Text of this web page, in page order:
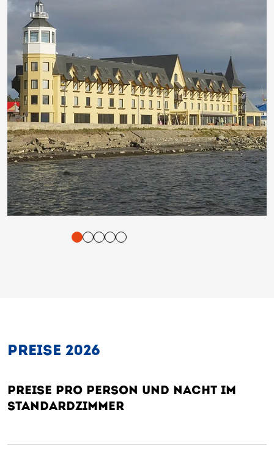
und Vorlesen der Inhalte mit Leertaste oder Tabulator-
PREISE 2026
PREISE PRO PERSON UND NACHT IM
STANDARDZIMMER